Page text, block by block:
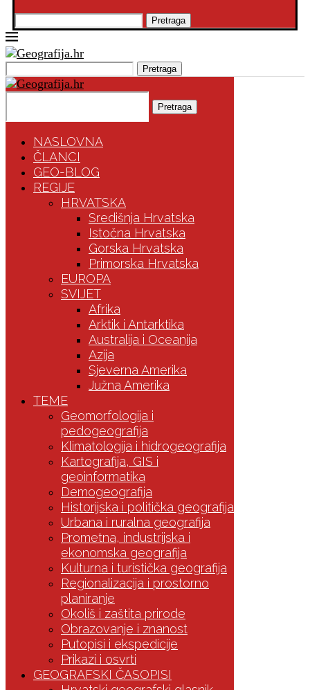
Pretraga
Pretraga
Pretraga
NASLOVNA
ČLANCI
GEO-BLOG
REGIJE
HRVATSKA
Središnja Hrvatska
Istočna Hrvatska
Gorska Hrvatska
Primorska Hrvatska
EUROPA
SVIJET
Afrika
Arktik i Antarktika
Australija i Oceanija
Azija
Sjeverna Amerika
Južna Amerika
TEME
Geomorfologija i
pedogeografija
Klimatologija i hidrogeografija
Kartografija, GIS i
geoinformatika
Demogeografija
Historijska i politička geografija
Urbana i ruralna geografija
Prometna, industrijska i
ekonomska geografija
Kulturna i turistička geografija
Regionalizacija i prostorno
planiranje
Okoliš i zaštita prirode
Obrazovanje i znanost
Putopisi i ekspedicije
Prikazi i osvrti
GEOGRAFSKI ČASOPISI